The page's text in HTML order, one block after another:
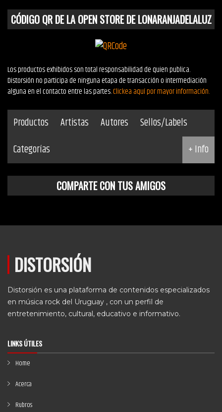
CÓDIGO QR DE LA OPEN STORE DE LONARANJADELALUZ
Los productos exhibidos son total responsabilidad de quien publica.
Distorsión no participa de ninguna etapa de transacción o intermediación
alguna en el contacto entre las partes.Clickea aquí por mayor información.
Productos Artistas Autores
Sellos/Labels
Categorías
+ Info
COMPARTE CON TUS AMIGOS
DISTORSIÓN
Distorsión es una plataforma de contenidos especializados
en música rock del Uruguay , con un perfil de
entretenimiento, cultural, educativo e informativo.
LINKS ÚTILES
Home
Acerca
Rubros